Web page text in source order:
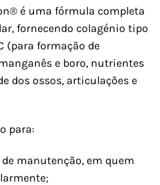
é uma fórmula completa
fornecendo colagénio tipo
(para formação de
e boro, nutrientes
dos ossos, articulações e
para:
manutenção, em quem